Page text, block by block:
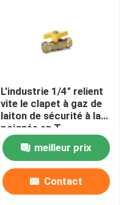
L'industrie 1/4" relient
vite le clapet à gaz de
laiton de sécurité à la
poignée en T
meilleur prix
Contact